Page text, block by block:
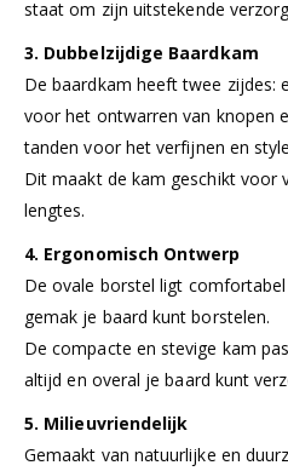
uitstraling.
De borstelharen zijn gemaakt
staat om zijn uitstekende
3. Dubbelzijdige Baardkam
De baardkam heeft twee zijdes:
voor het ontwarren van knopen
tanden voor het verfijnen en
Dit maakt de kam geschikt voor
lengtes.
4. Ergonomisch Ontwerp
De ovale borstel ligt
gemak je baard kunt borstelen.
De compacte en stevige kam
altijd en overal je baard kunt